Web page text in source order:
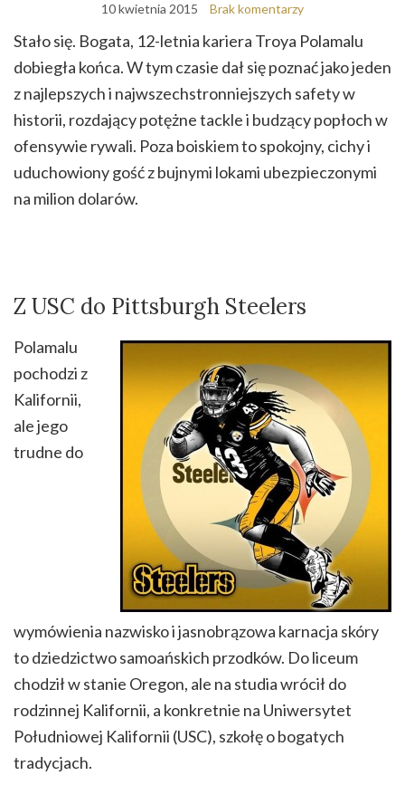
10 kwietnia 2015 Brak komentarzy
Stało się. Bogata, 12-letnia kariera Troya Polamalu
dobiegła końca. W tym czasie dał się poznać jako jeden
z najlepszych i najwszechstronniejszych safety w
historii, rozdający potężne tackle i budzący popłoch w
ofensywie rywali. Poza boiskiem to spokojny, cichy i
uduchowiony gość z bujnymi lokami ubezpieczonymi
na milion dolarów.
Z USC do Pittsburgh Steelers
Polamalu
pochodzi z
Kalifornii,
ale jego
trudne do
wymówienia nazwisko i jasnobrązowa karnacja skóry
to dziedzictwo samoańskich przodków. Do liceum
chodził w stanie Oregon, ale na studia wrócił do
rodzinnej Kalifornii, a konkretnie na Uniwersytet
Południowej Kalifornii (USC), szkołę o bogatych
tradycjach.